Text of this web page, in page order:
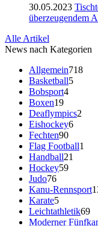
30.05.2023
überzeugendem
Alle Artikel
News nach Kategorien
Allgemein718
Basketball5
Bobsport4
Boxen19
Deaflympics2
Eishockey6
Fechten90
Flag Football1
Handball21
Hockey59
Judo76
Kanu-Rennsport
Karate5
Leichtathletik69
Moderner